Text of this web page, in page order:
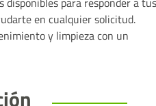
en cualquier solicitud.
y limpieza con un